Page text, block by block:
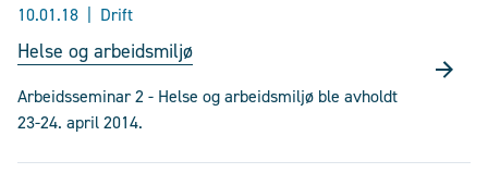
10.01.18 Drift
Helse og arbeidsmiljø
Arbeidsseminar 2 - Helse og arbeidsmiljø ble avholdt
23-24. april 2014.